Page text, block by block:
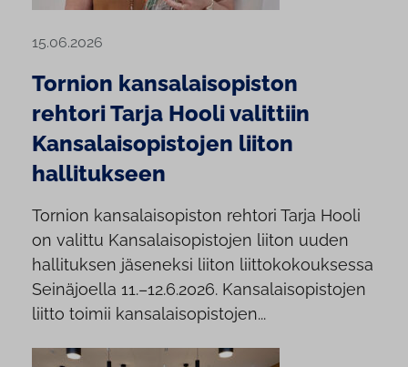
15.06.2026
Tornion kansalaisopiston
rehtori Tarja Hooli valittiin
Kansalaisopistojen liiton
hallitukseen
Tornion kansalaisopiston rehtori Tarja Hooli
on valittu Kansalaisopistojen liiton uuden
hallituksen jäseneksi liiton liittokokouksessa
Seinäjoella 11.–12.6.2026. Kansalaisopistojen
liitto toimii kansalaisopistojen...